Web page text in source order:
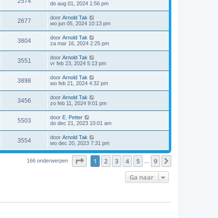
do aug 01, 2024 1:56 pm
2677 door Arnold Tak
wo jun 05, 2024 10:13 pm
3804 door Arnold Tak
za mar 16, 2024 2:25 pm
3551 door Arnold Tak
vr feb 23, 2024 5:13 pm
3898 door Arnold Tak
wo feb 21, 2024 4:32 pm
3456 door Arnold Tak
zo feb 11, 2024 9:01 pm
5503 door E. Petter
do dec 21, 2023 10:01 am
3554 door Arnold Tak
wo dec 20, 2023 7:31 pm
166 onderwerpen Pagina1 van 9
1 2 3 4 5 9
Ga naar